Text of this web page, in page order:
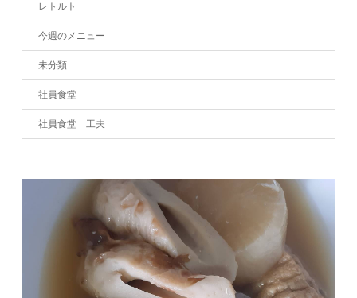
レトルト
今週のメニュー
未分類
社員食堂
社員食堂 工夫